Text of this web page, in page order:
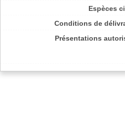
Espèces
Conditions de
Présentations